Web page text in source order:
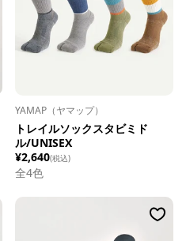
YAMAP（ヤマップ）
トレイルソックスタビミド
ル/UNISEX
¥2,640(税込)
全4色